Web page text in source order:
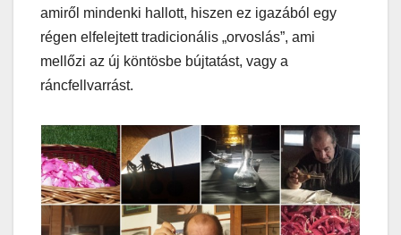
amiről mindenki hallott, hiszen ez igazából egy
régen elfelejtett tradicionális „orvoslás”, ami
mellőzi az új köntösbe bújtatást, vagy a
ráncfellvarrást.